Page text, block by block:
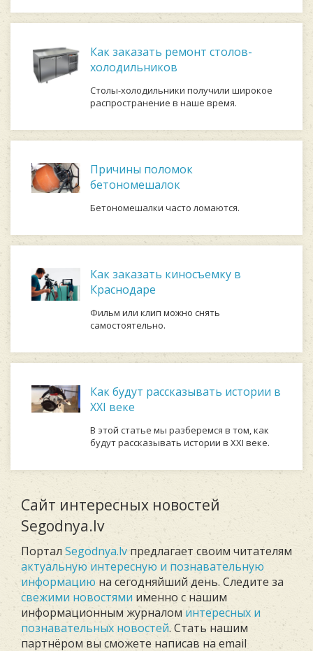
Как заказать ремонт столов-
холодильников
Столы-холодильники получили широкое
распространение в наше время.
Причины поломок
бетономешалок
Бетономешалки часто ломаются.
Как заказать киносъемку в
Краснодаре
Фильм или клип можно снять
самостоятельно.
Как будут рассказывать истории в
XXI веке
В этой статье мы разберемся в том, как
будут рассказывать истории в XXI веке.
Сайт интересных новостей
Segodnya.lv
Портал Segodnya.lv предлагает своим читателям
актуальную интересную и познавательную
информацию на сегодняйший день. Следите за
свежими новостями именно с нашим
информационным журналом интересных и
познавательных новостей. Стать нашим
партнёром вы сможете написав на email